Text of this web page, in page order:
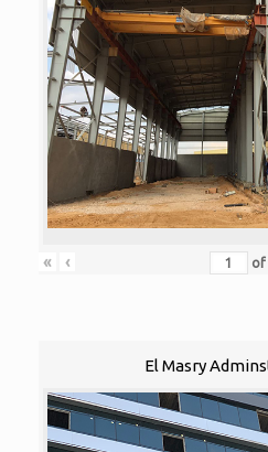
« ‹ of
El Masry